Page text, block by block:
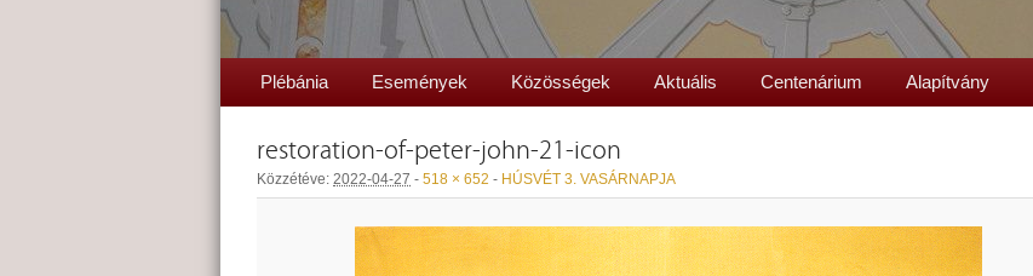
Plébánia Események Közösségek Aktuális Centenárium Alapítvány
restoration-of-peter-john-21-icon
Közzétéve: 2022-04-27 - 518 × 652 - HÚSVÉT 3. VASÁRNAPJA